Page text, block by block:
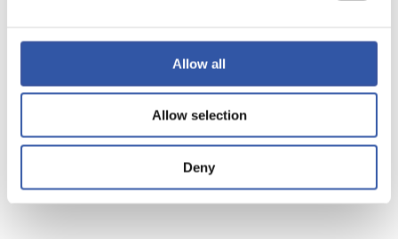
Allow all
Allow selection
Deny
TERMINÉ
VALENCIA C.F.
2-0
R.C. CELTA